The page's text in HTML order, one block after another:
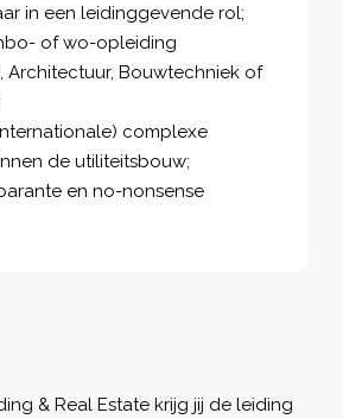
& Real Estate krijg jij de leiding
in een leidinggevende rol;
of wo-opleiding
Architectuur, Bouwtechniek of
complexe
de utiliteitsbouw;
en no-nonsense